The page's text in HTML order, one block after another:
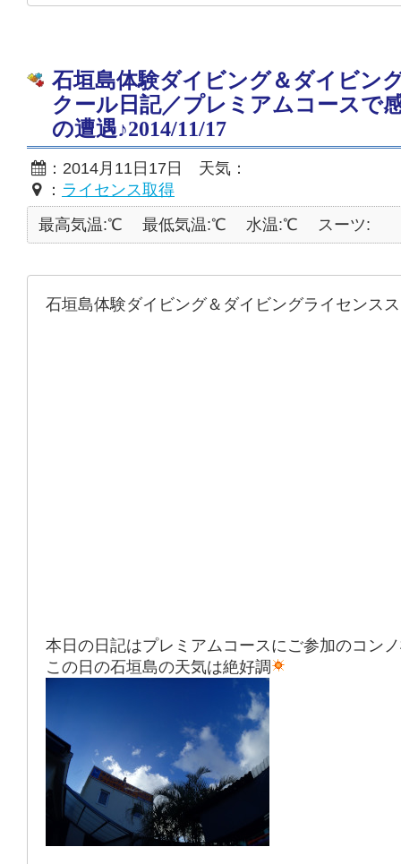
石垣島体験ダイビング＆ダイビン
クール日記／プレミアムコースで
の遭遇♪2014/11/17
：2014月11日17日 天気：
： ライセンス取得
最高気温:℃
最低気温:℃ 水温:℃ スーツ:
石垣島体験ダイビング＆ダイビングライセンス
本日の日記はプレミアムコースにご参加のコン
この日の石垣島の天気は絶好調